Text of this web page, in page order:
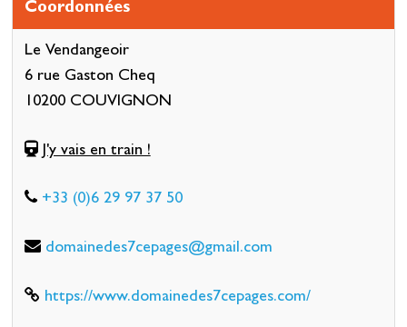
Coordonnées
Le Vendangeoir
6 rue Gaston Cheq
10200 COUVIGNON
J'y vais en train !
+33 (0)6 29 97 37 50
domainedes7cepages@gmail.com
https://www.domainedes7cepages.com/